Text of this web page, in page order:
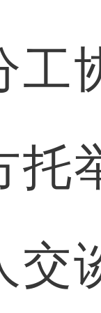
工
托
交